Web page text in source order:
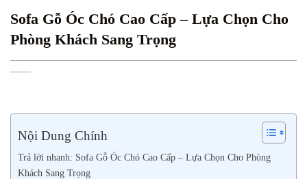
Sofa Gỗ Óc Chó Cao Cấp – Lựa Chọn Cho
Phòng Khách Sang Trọng
Nội Dung Chính
Trả lời nhanh: Sofa Gỗ Óc Chó Cao Cấp – Lựa Chọn Cho Phòng
Khách Sang Trọng